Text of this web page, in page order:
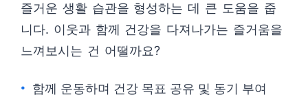
즐거운 생활 습관을 형성하는 데 큰 도움을 줍
니다. 이웃과 함께 건강을 다져나가는 즐거움을
느껴보시는 건 어떨까요?
함께 운동하며 건강 목표 공유 및 동기 부여